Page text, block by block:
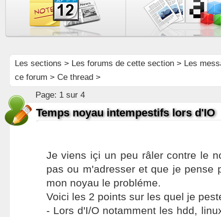
Les sections > Les forums de cette section> Les
ce forum > Ce thread >
Page: 1 sur 4
Temps noyau intempestifs lors d'IO
Je viens içi un peu râler contre le
pas ou m'adresser et que je pense
mon noyau le probléme.
Voici les 2 points sur les quel je
- Lors d'I/O notamment les hdd,